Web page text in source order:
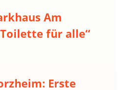
Am
für alle“
Erste